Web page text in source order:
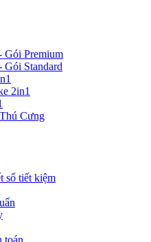
Gói Premium
Gói Standard
2in1
Cưng
sổ tiết kiệm
toán